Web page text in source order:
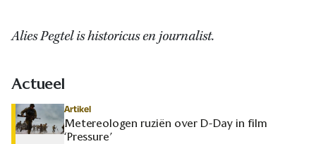
Alies Pegtel is historicus en journalist.
Actueel
Artikel
Metereologen ruziën over D-Day in film
‘Pressure’